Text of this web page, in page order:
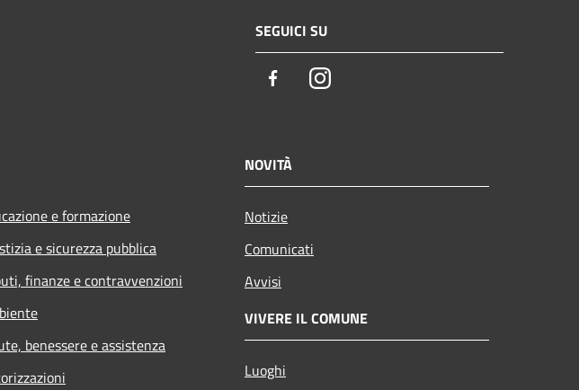
SEGUICI SU
FacebookInstagram
e formazione
e sicurezza pubblica
finanze e contravvenzioni
benessere e assistenza
NOVITÀ
Notizie
Comunicati
Avvisi
VIVERE IL COMUNE
Luoghi